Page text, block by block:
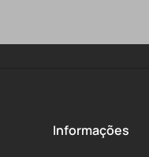
Informações